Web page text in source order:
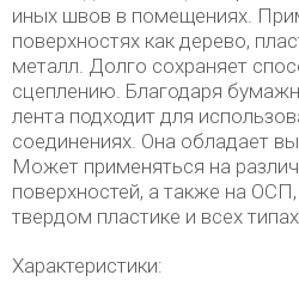
иных швов в помещениях.
поверхностях как дерево,
металл. Долго сохраняет
сцеплению. Благодаря
лента подходит для
соединениях. Она обладает
Может применяться на
поверхностей, а также на
твердом пластике и всех
Характеристики: